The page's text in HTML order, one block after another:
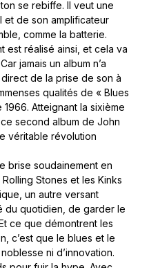
se rebiffe. Il veut une
et de son amplificateur
comme la batterie.
est réalisé ainsi, et cela va
jamais un album n’a
de la prise de son à
qualités de « Blues
Atteignant la sixième
second album de John
véritable révolution
brise soudainement en
Stones et les Kinks
un autre versant
du quotidien, de garder le
ce que démontrent les
c’est que le blues et le
ni d’innovation.